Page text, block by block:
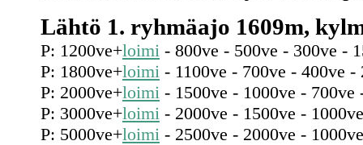
Lähtö 1. ryhmäajo 1609m,
P: 1200ve+loimi - 800ve - 500ve - 300ve -
P: 1800ve+loimi - 1100ve - 700ve - 400ve -
P: 2000ve+loimi - 1500ve - 1000ve - 700ve
P: 3000ve+loimi - 2000ve - 1500ve -
P: 5000ve+loimi - 2500ve - 2000ve -